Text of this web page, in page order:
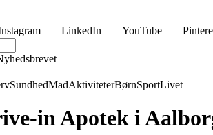
LinkedIn YouTube
SundhedMadAktiviteterBørnSportLivet
in Apotek i